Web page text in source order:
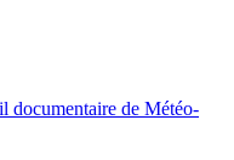
documentaire de Météo-